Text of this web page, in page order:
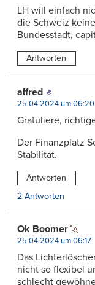
LH will einfach
die Schweiz
Bundesstadt,
Antworten
alfred
25.04.2024 um 06:20
Gratuliere,
Der Finanzplatz
Stabilität.
Antworten
2 Antworten
Ok Boomer
25.04.2024 um 06:17
Das
nicht so flexibel
schlecht